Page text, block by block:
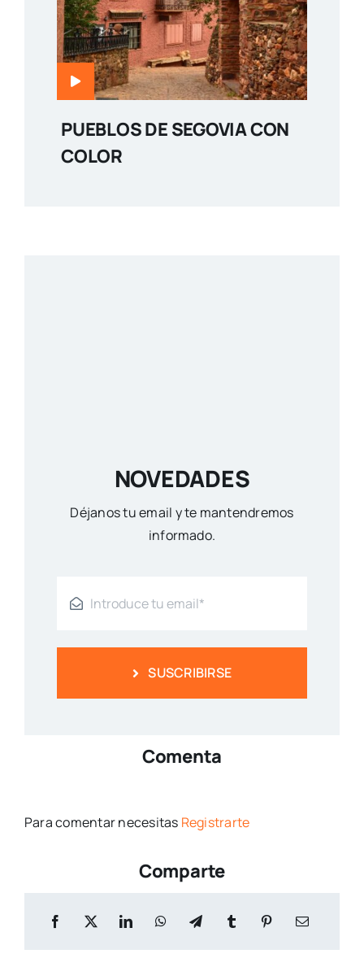
PUEBLOS DE SEGOVIA CON
COLOR
NOVEDADES
Déjanos tu email y te mantendremos
informado.
SUSCRIBIRSE
Comenta
Para comentar necesitas Registrarte
Comparte